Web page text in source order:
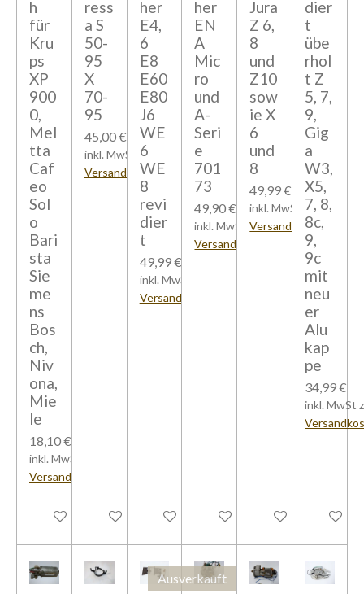
h
für
Kru
ps
XP
900
0,
Mel
tta
Caf
eo
Sol
o
Bari
sta
Sie
me
ns
Bos
ch,
Niv
ona,
Mie
le
18,10 €
inkl. MwSt zzgl.
Versandkosten
In den Warenkorb
ress
a S
50-
95
X
70-
95
45,00 €
inkl. MwSt zzgl.
Versandkosten
Bei Verfügbarkeit benachrichtigen
her
E4,
6
E8
E60
E80
J6
WE
6
WE
8
revi
dier
t
49,99 €
inkl. MwSt zzgl.
Versandkosten
In den Warenkorb
her
EN
A
Mic
ro
und
A-
Seri
e
701
73
49,90 €
inkl. MwSt zzgl.
Versandkosten
Bei Verfügbarkeit
Jura
Z 6,
8
und
Z10
sow
ie X
6
und
8
49,99 €
inkl. MwSt zzgl.
Versandkosten
In den Warenkorb
dier
t
übe
rhol
t Z
5, 7,
9,
Gig
a
W3,
X5,
7, 8,
8c,
9,
9c
mit
neu
er
Alu
kap
pe
34,99 €
inkl. MwSt
In den
Ausverkauft